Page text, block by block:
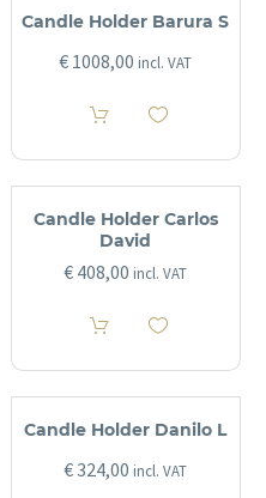
Candle Holder Barura S
€ 1008,00 incl. VAT
Candle Holder Carlos
David
€ 408,00 incl. VAT
Candle Holder Danilo L
€324,00 incl. VAT